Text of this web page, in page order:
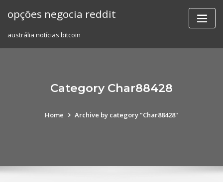
opções negocia reddit
austrália notícias bitcoin
Category Char88428
Home Archive by category "Char88428"